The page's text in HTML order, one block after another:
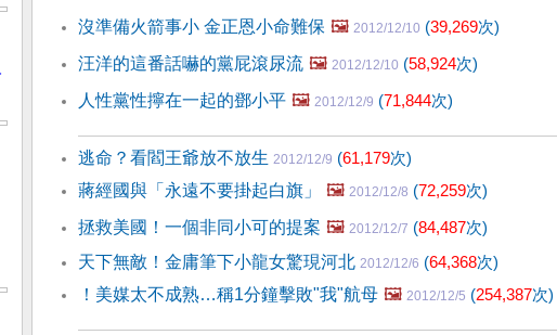
沒準備火箭事小 金正恩小命難保 🖼️ 2012/12/10 (39,269次)
汪洋的這番話嚇的黨屁滾尿流 🖼️ 2012/12/10 (58,924次)
人性黨性擰在一起的鄧小平 🖼️ 2012/12/9 (71,844次)
逃命？看閻王爺放不放生 2012/12/9 (61,179次)
蔣經國與「永遠不要掛起白旗」
🖼️ 2012/12/8 (72,259次)
拯救美國！一個非同小可的提案 🖼️ 2012/12/7 (84,487次)
天下無敵！金庸筆下小龍女驚現河北 2012/12/6 (64,368次)
！美媒太不成熟…稱1分鐘擊敗"我"航母 🖼️ 2012/12/5 (254,387次)